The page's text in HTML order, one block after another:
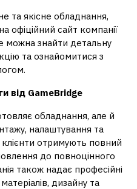
та якісне обладнання,
офіційний сайт компанії
можна знайти детальну
та ознайомитися з
від GameBridge
обладнання, але й
налаштування та
отримують повний
до повноцінного
також надає професійні
дизайну та